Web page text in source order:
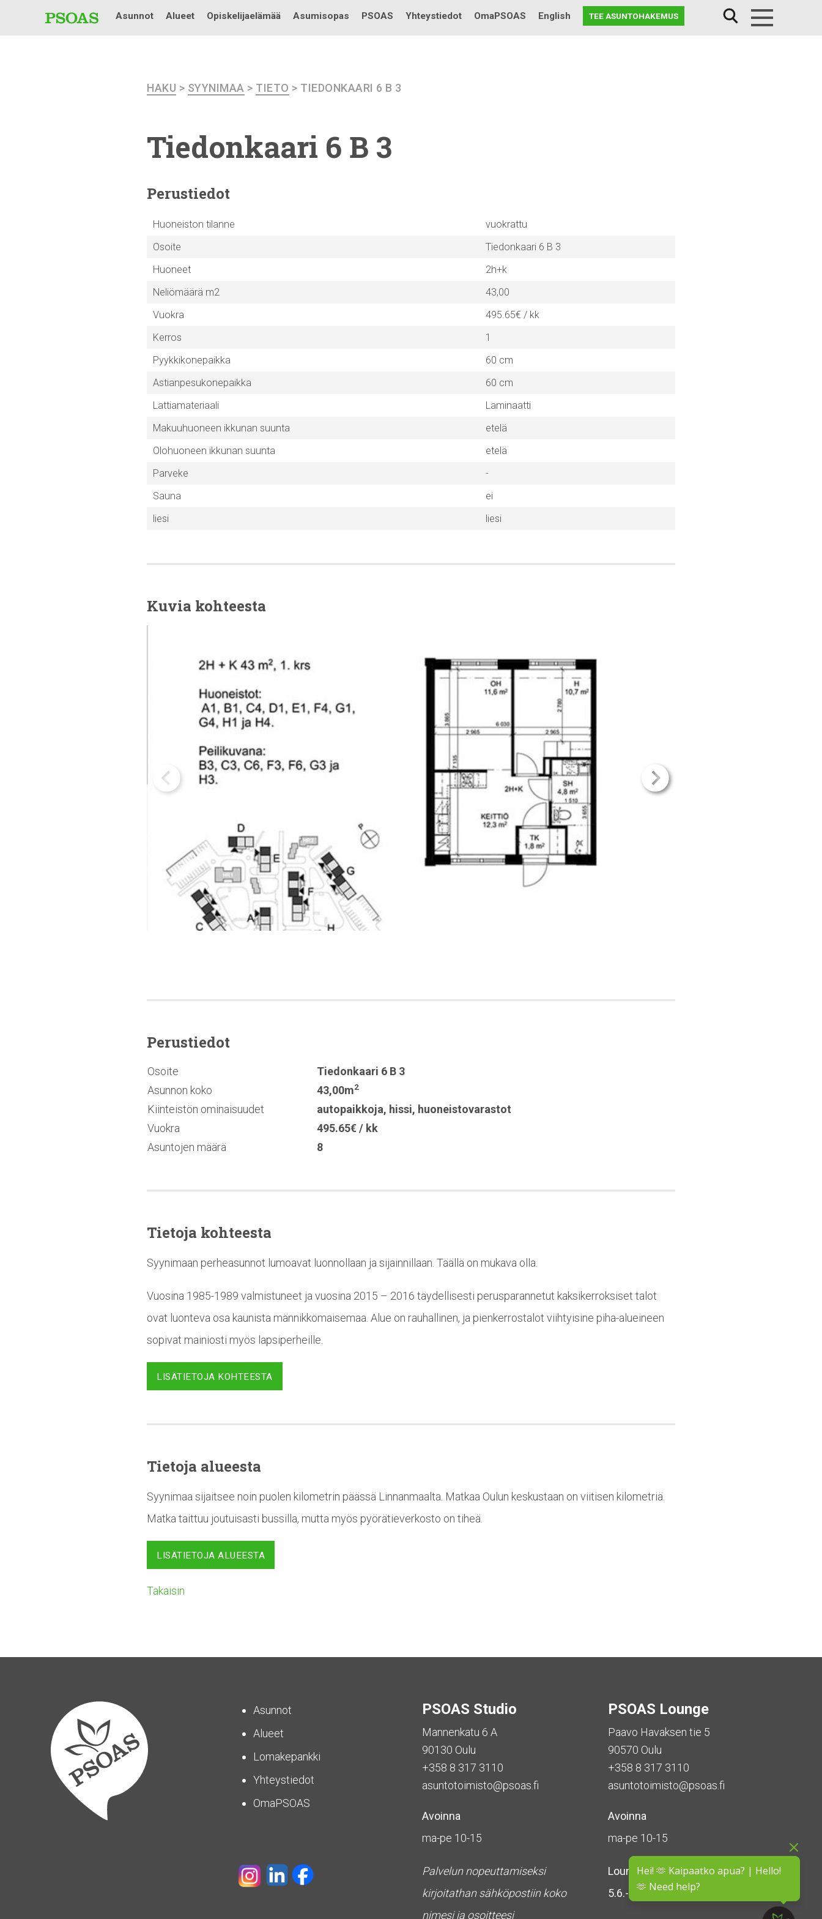
Hei! 🫶 Kaipaatko apua? | Hello!
🫶 Need help?
Testi
Asunnot Alueet Opiskelijaelämää Asumisopas PSOAS Yhteystiedot OmaPSOAS English TEE ASUNTOHAKEMUS
HAKU > SYYNIMAA > TIETO > TIEDONKAARI 6 B 3
Tiedonkaari 6 B 3
Perustiedot
Huoneiston tilanne
vuokrattu
Osoite
Tiedonkaari 6 B 3
Huoneet
2h+k
Neliömäärä m2
43,00
Vuokra
495.65€ / kk
Kerros
1
Pyykkikonepaikka
60 cm
Astianpesukonepaikka
60 cm
Lattiamateriaali
Laminaatti
Makuuhuoneen ikkunan suunta
etelä
Olohuoneen ikkunan suunta
etelä
Parveke
-
Sauna
ei
liesi
liesi
Kuvia kohteesta
Perustiedot
Osoite
Tiedonkaari 6 B 3
Asunnon koko
43,00m2
Kiinteistön ominaisuudet autopaikkoja, hissi, huoneistovarastot
Vuokra
495.65€ / kk
Asuntojen määrä
8
Tietoja kohteesta
Syynimaan perheasunnot lumoavat luonnollaan ja sijainnillaan. Täällä on mukava olla.
Vuosina 1985-1989 valmistuneet ja vuosina 2015 – 2016 täydellisesti perusparannetut kaksikerroksiset talot
ovat luonteva osa kaunista männikkömaisemaa. Alue on rauhallinen, ja pienkerrostalot viihtyisine piha-alueineen
sopivat mainiosti myös lapsiperheille.
LISÄTIETOJA KOHTEESTA
Tietoja alueesta
Syynimaa sijaitsee noin puolen kilometrin päässä Linnanmaalta. Matkaa Oulun keskustaan on viitisen kilometriä.
Matka taittuu joutuisasti bussilla, mutta myös pyörätieverkosto on tiheä.
LISÄTIETOJA ALUEESTA
Takaisin
Asunnot
Alueet
Lomakepankki
Yhteystiedot
OmaPSOAS
PSOAS Studio
Mannenkatu 6 A
90130 Oulu
+358 8 317 3110
asuntotoimisto@psoas.fi
Avoinna
ma-pe 10-15
Palvelun nopeuttamiseksi
kirjoitathan sähköpostiin koko
nimesi ja osoitteesi
PSOAS Lounge
Paavo Havaksen tie 5
90570 Oulu
+358 8 317 3110
asuntotoimisto@psoas.fi
Avoinna
ma-pe 10-15
Lounge onsuljettu kesän ajan
5.6.-16.8.2026